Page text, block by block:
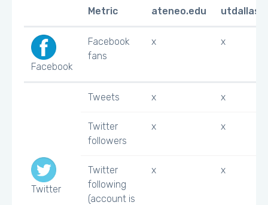
Metric ateneo.edu
Facebook
Facebook
fans
x x
Twitter
Tweets x x
Twitter
followers
x x
Twitter
following
(account is
x x